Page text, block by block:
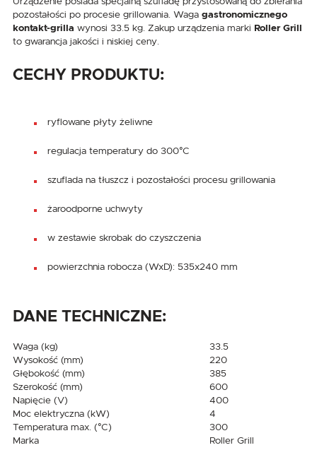
pozostałości po procesie grillowania. Waga gastronomicznego
kontakt-grilla wynosi 33.5 kg. Zakup urządzenia marki Roller Grill
to gwarancja jakości i niskiej ceny.
CECHY PRODUKTU:
ryflowane płyty żeliwne
regulacja temperatury do 300°C
szuflada na tłuszcz i pozostałości procesu grillowania
żaroodporne uchwyty
w zestawie skrobak do czyszczenia
powierzchnia robocza (WxD): 535x240 mm
DANE TECHNICZNE:
Waga (kg)
33.5
Wysokość (mm)
220
Głębokość (mm)
385
Szerokość (mm)
600
Napięcie (V)
400
Moc elektryczna (kW)
4
Temperatura max. (°C)
300
Marka
Roller Grill